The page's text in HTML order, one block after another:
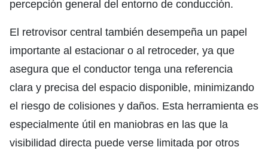
percepción general del entorno de conducción.
El retrovisor central también desempeña un papel
importante al estacionar o al retroceder, ya que
asegura que el conductor tenga una referencia
clara y precisa del espacio disponible, minimizando
el riesgo de colisiones y daños. Esta herramienta es
especialmente útil en maniobras en las que la
visibilidad directa puede verse limitada por otros